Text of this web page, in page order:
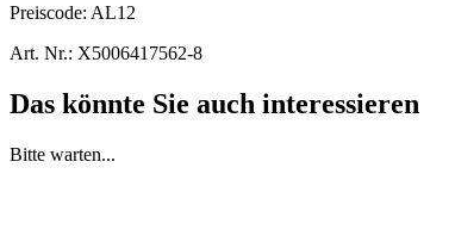
Preiscode: AL12
Art. Nr.: X5006417562-8
Das könnte Sie auch interessieren
Bitte warten...